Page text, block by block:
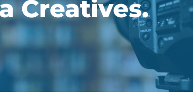
Creatives.